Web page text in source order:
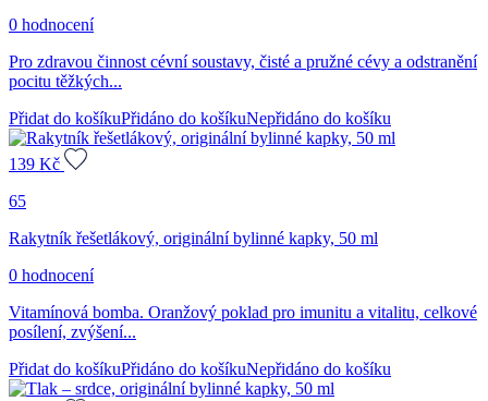
0 hodnocení
Pro zdravou činnost cévní soustavy, čisté a pružné cévy a odstranění
pocitu těžkých...
Přidat do košíkuPřidáno do košíkuNepřidáno do košíku
139 Kč
65
Rakytník řešetlákový, originální bylinné kapky, 50 ml
0 hodnocení
Vitamínová bomba. Oranžový poklad pro imunitu a vitalitu, celkové
posílení, zvýšení...
Přidat do košíkuPřidáno do košíkuNepřidáno do košíku